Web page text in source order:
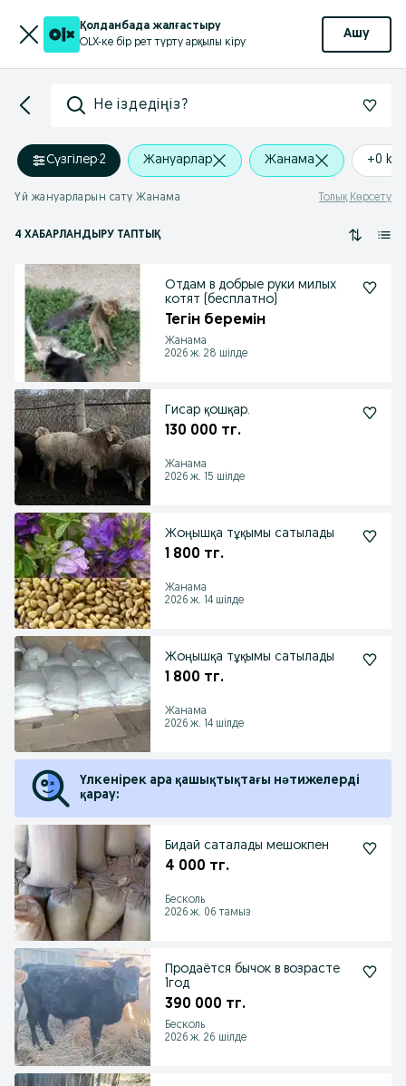
Қолданбада жалғастыру
OLX-ке бір рет түрту арқылы кіру
Ашу
Не іздедіңіз?
Сүзгілер·2 Жануарлар Жанама +0 km
Үй жануарларын сату Жанама Толық Көрсету
4 ХАБАРЛАНДЫРУ ТАПТЫҚ
Отдам в добрые руки милых
котят (бесплатно)
Тегін беремін
Жанама
2026 ж. 28 шілде
Гисар қошқар.
130 000 тг.
Жанама
2026 ж. 15 шілде
Жоңышқа тұқымы сатылады
1 800 тг.
Жанама
2026 ж. 14 шілде
Жоңышқа тұқымы сатылады
1 800 тг.
Жанама
2026 ж. 14 шілде
Үлкенірек ара қашықтықтағы нәтижелерді
қарау:
Бидай саталады мешокпен
4 000 тг.
Бесколь
2026 ж. 06 тамыз
Продаётся бычок в возрасте
1год
390 000 тг.
Бесколь
2026 ж. 26 шілде